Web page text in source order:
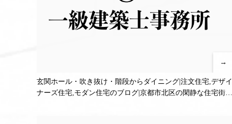
→
玄関ホール・吹き抜け・階段からダイニング|注文住宅,デザイ
ナーズ住宅,モダン住宅のブログ|京都市北区の閑静な住宅街に